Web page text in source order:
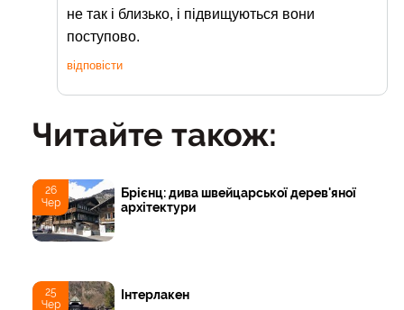
не так і близько, і підвищуються вони
поступово.
відповісти
Читайте також:
26
Чер
Брієнц: дива швейцарської дерев'яної
архітектури
25
Чер
Інтерлакен